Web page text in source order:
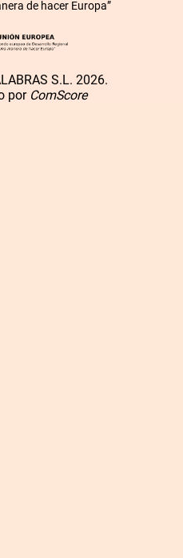
de hacer Europa”
S.L. 2026.
por ComScore